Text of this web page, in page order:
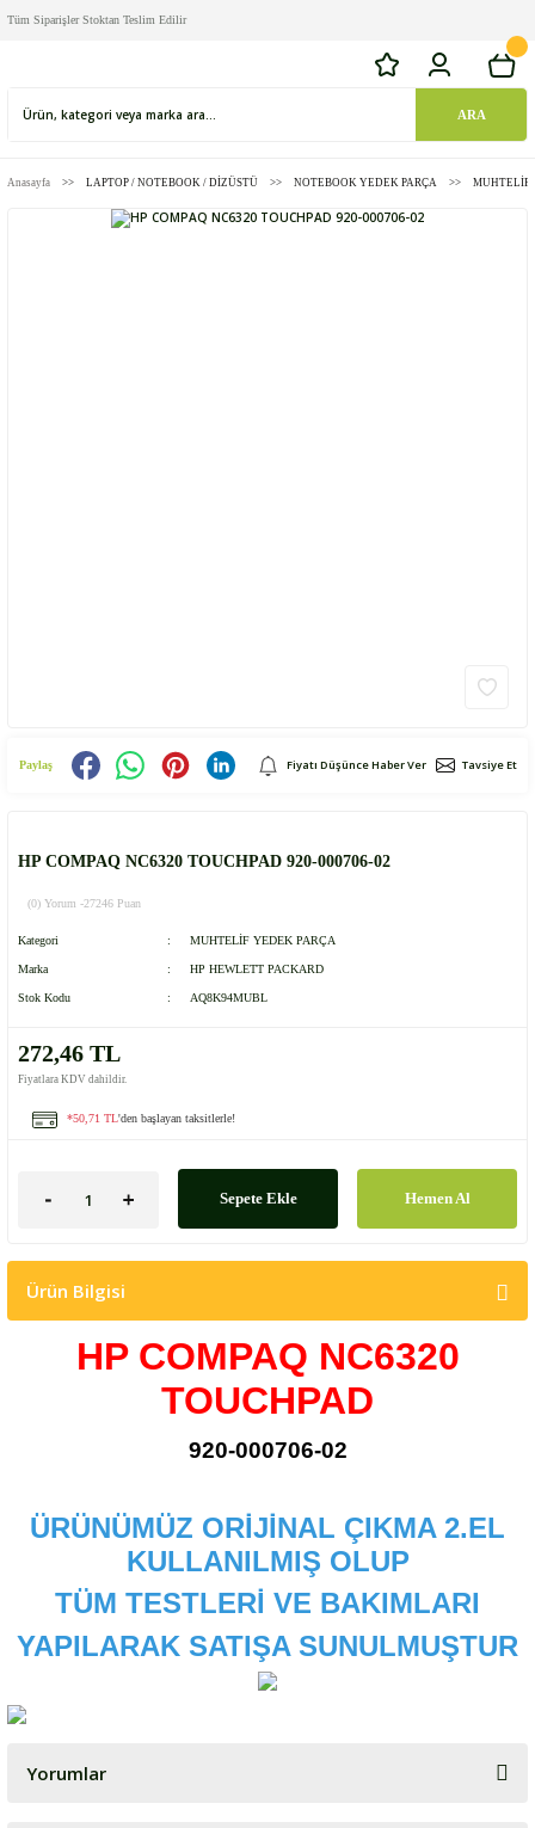
Tüm Siparişler Stoktan Teslim Edilir
ARA
Anasayfa LAPTOP / NOTEBOOK / DİZÜSTÜ NOTEBOOK YEDEK PARÇA MUHTELİF
Paylaş Fiyatı Düşünce Haber Ver Tavsiye Et
HP COMPAQ NC6320 TOUCHPAD 920-000706-02
(0) Yorum -27246 Puan
Kategori MUHTELİF YEDEK PARÇA
Marka HP HEWLETT PACKARD
Stok Kodu AQ8K94MUBL
272,46 TL
Fiyatlara KDV dahildir.
*50,71 TL'den başlayan taksitlerle!
Sepete Ekle Hemen Al
Ürün Bilgisi
HP COMPAQ NC6320
TOUCHPAD
920-000706-02
ÜRÜNÜMÜZ ORİJİNAL ÇIKMA 2.EL
KULLANILMIŞ OLUP
TÜM TESTLERİ VE BAKIMLARI
YAPILARAK SATIŞA SUNULMUŞTUR
Yorumlar